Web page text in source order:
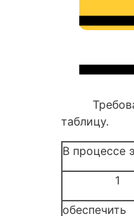
таблицу.
В процессе
1
обеспечить